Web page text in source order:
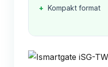
+ Kompakt format